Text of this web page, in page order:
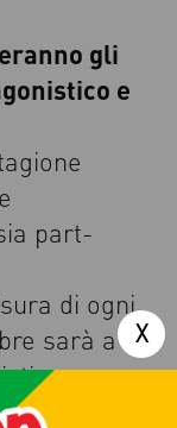
gli
e
part-
di ogni
sarà a
di